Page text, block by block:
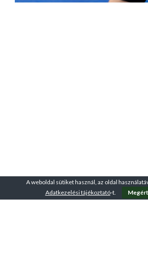
A weboldal sütiket használ, az oldal
Adatkezelési tájékoztató-t.